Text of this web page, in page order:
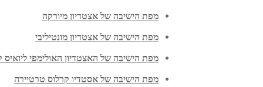
מפת הישיבה של אצטדיון מיורקה
מפת הישיבה של אצטדיון מונטיליבי
מפת הישיבה של האצטדיון האולימפי ליואיס
מפת הישיבה של אסטדיו קרלוס טרטיירה